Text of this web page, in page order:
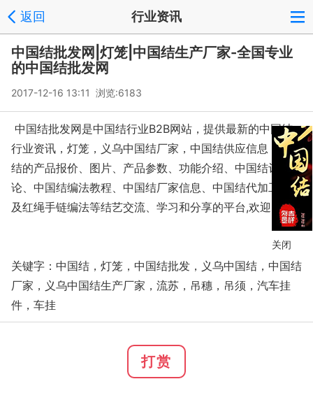
返回 行业资讯
中国结批发网|灯笼|中国结生产厂家-全国专业
的中国结批发网
2017-12-16 13:11 浏览:6183
中国结批发网是中国结行业B2B网站，提供最新的中国结
行业资讯，灯笼，义乌中国结厂家，中国结供应信息，中国
结的产品报价、图片、产品参数、功能介绍、中国结评论讨
论、中国结编法教程、中国结厂家信息、中国结代加工信息
及红绳手链编法等结艺交流、学习和分享的平台,欢迎...
关键字：中国结，灯笼，中国结批发，义乌中国结，中国结
厂家，义乌中国结生产厂家，流苏，吊穗，吊须，汽车挂
件，车挂
打赏
关闭